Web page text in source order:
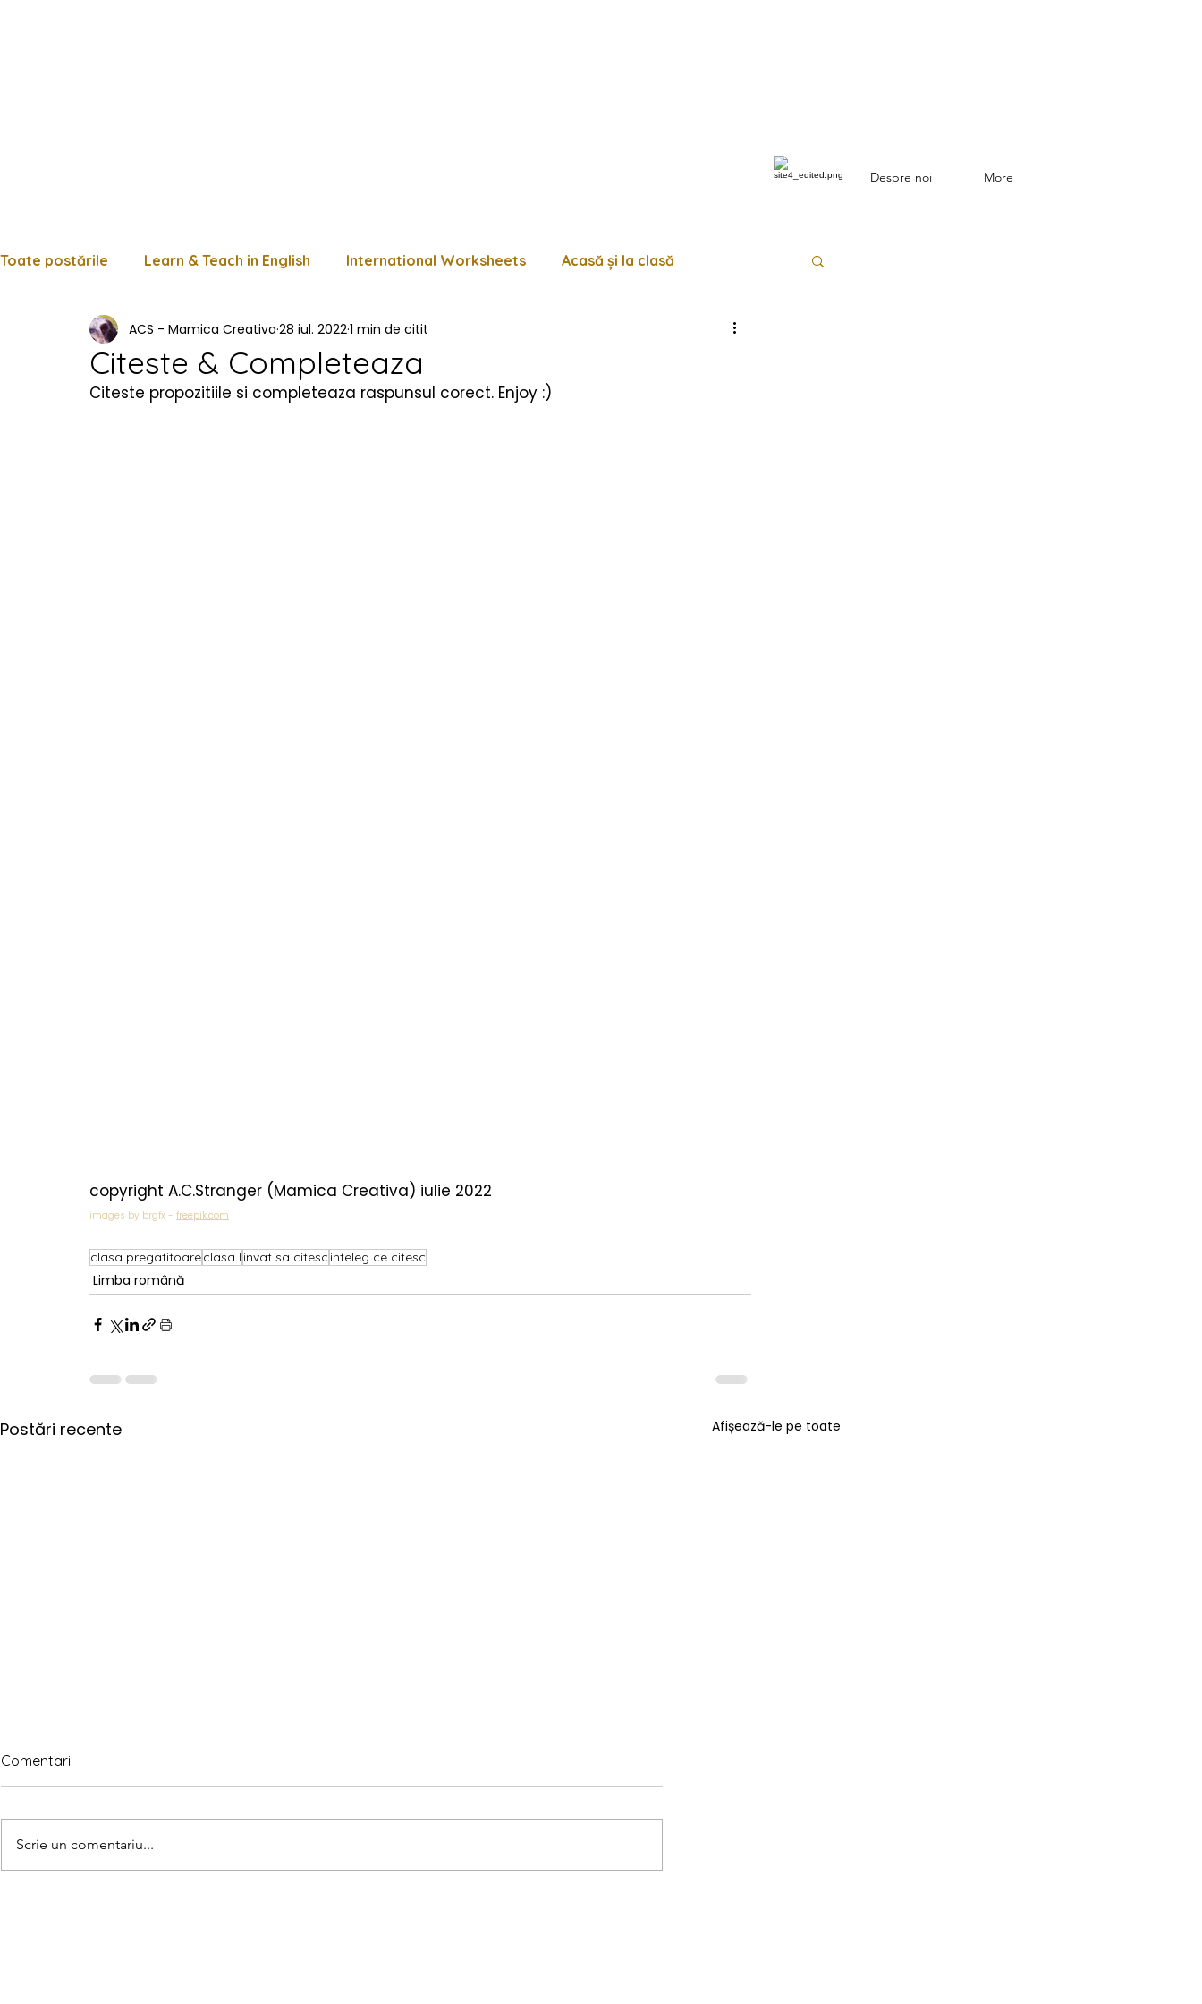
Despre noi More
Toate postările Learn & Teach in English International Worksheets Acasă și la clasă
Limba română Matematică Istorie Fișe de lucru diverse Trasează
Cărți copii Poezii & povești Termeni utilizare Fizica Muzică Clasică
Citeste & Completeaza
ACS - Mamica Creativa 28 iul. 20221 min de citit
Citeste propozitiile si completeaza raspunsul corect. Enjoy :)
copyright A.C.Stranger (Mamica Creativa) iulie 2022
images by brgfx - freepik.com
clasa pregatitoareclasa I invat sa citesc inteleg ce citesc
Limba română
Postări recente Afișează-le pe toate
28 de cuvinte cu litera J Scriem numele fructului
Comentarii
Scrie un comentariu...